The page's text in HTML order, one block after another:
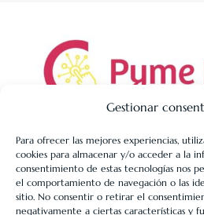
Gestionar
Para ofrecer las mejores experiencias,
cookies para almacenar y/o acceder a la
consentimiento de estas tecnologías nos
el comportamiento de navegación o las
sitio. No consentir o retirar el
negativamente a ciertas características y
LIBRERÍA UNIVERSITARIA LEÓN
de Fondos Europeos, cuyo objetivo
competitividad de las PYMES, y